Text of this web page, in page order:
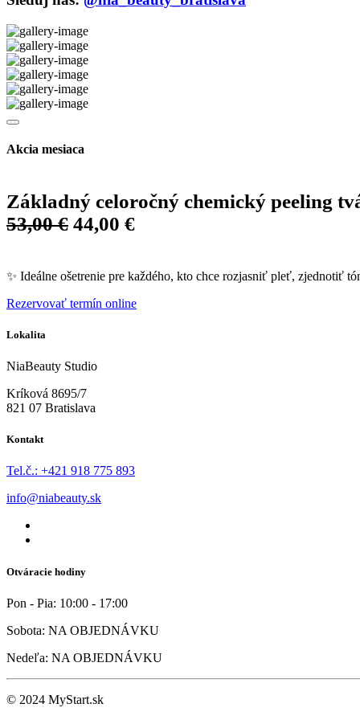
Akcia mesiaca
Základný celoročný chemický peeling
53,00 € 44,00 €
✨ Ideálne ošetrenie pre každého, kto chce rozjasniť pleť, zjednotiť
Rezervovať termín online
Lokalita
NiaBeauty Studio
Kríková 8695/7
821 07 Bratislava
Kontakt
Tel.č.: +421 918 775 893
info@niabeauty.sk
Otváracie hodiny
Pon - Pia: 10:00 - 17:00
Sobota: NA OBJEDNÁVKU
Nedeľa: NA OBJEDNÁVKU
© 2024 MyStart.sk